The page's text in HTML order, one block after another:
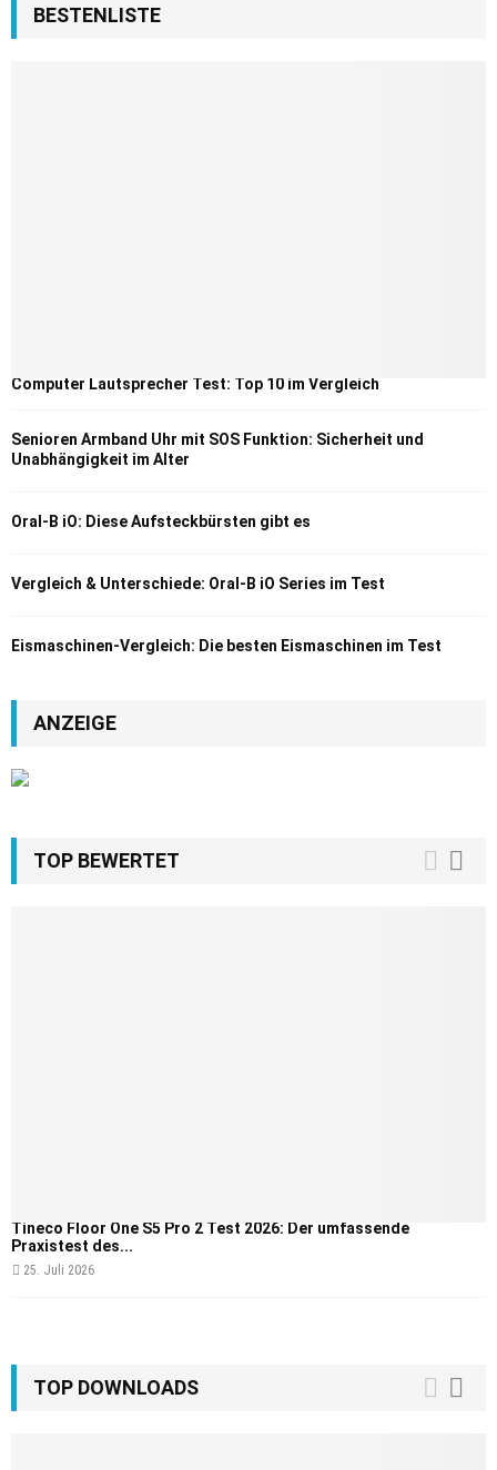
BESTENLISTE
Computer Lautsprecher Test: Top 10 im Vergleich
Senioren Armband Uhr mit SOS Funktion: Sicherheit und
Unabhängigkeit im Alter
Oral-B iO: Diese Aufsteckbürsten gibt es
Vergleich & Unterschiede: Oral-B iO Series im Test
Eismaschinen-Vergleich: Die besten Eismaschinen im Test
ANZEIGE
TOP BEWERTET
Tineco Floor One S5 Pro 2 Test 2026: Der umfassende
Praxistest des...
25. Juli 2026
TOP DOWNLOADS